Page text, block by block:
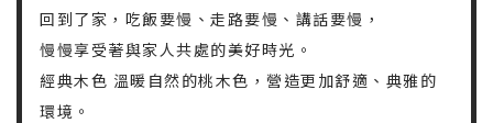
回到了家，吃飯要慢、走路要慢、講話要慢，
慢慢享受著與家人共處的美好時光。
經典木色 溫暖自然的桃木色，營造更加舒適、典雅的
環境。